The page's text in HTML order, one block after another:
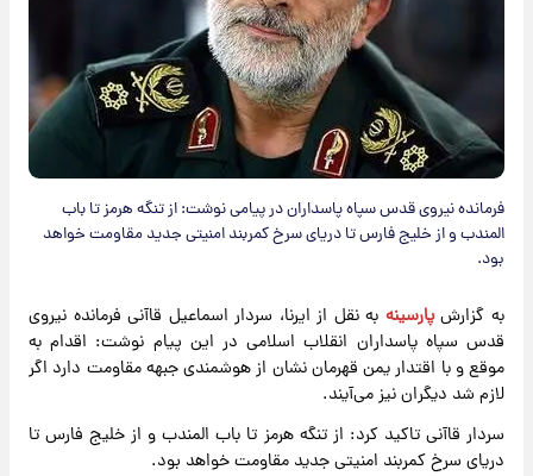
فرمانده نیروی قدس سپاه پاسداران در پیامی نوشت: از تنگه هرمز تا باب
المندب و از خلیج فارس تا دریای سرخ کمربند امنیتی جدید مقاومت خواهد
بود.
به گزارش پارسینه ​ به نقل از ایرنا، سردار اسماعیل قاآنی فرمانده نیروی
قدس سپاه پاسداران انقلاب اسلامی در این پیام نوشت: اقدام به
موقع و با اقتدار یمن قهرمان نشان از هوشمندی جبهه مقاومت دارد اگر
لازم شد دیگران نیز می‌آیند.
سردار قاآنی تاکید کرد: از تنگه هرمز تا باب المندب و از خلیج فارس تا
دریای سرخ کمربند امنیتی جدید مقاومت خواهد بود.